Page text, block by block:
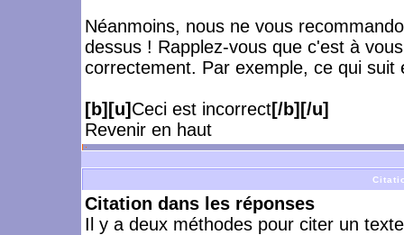
Néanmoins, nous ne vous
dessus ! Rapplez-vous que c'est à
correctement. Par exemple, ce qui suit
[b][u] Ceci est incorrect[/b][/u]
Revenir en haut
Citation dans les réponses
Il y a deux méthodes pour citer un